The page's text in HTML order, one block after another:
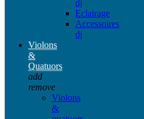
dj
Eclairage
Accessoires
dj
Violons
&
Quatuors
add
remove
Violons
&